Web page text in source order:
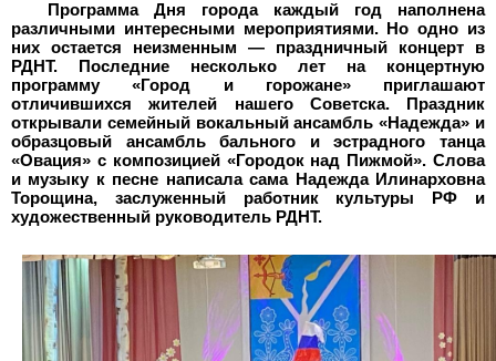
Программа Дня города каждый год наполнена
различными интересными мероприятиями. Но одно из
них остается неизменным — праздничный концерт в
РДНТ. Последние несколько лет на концертную
программу «Город и горожане» приглашают
отличившихся жителей нашего Советска. Праздник
открывали семейный вокальный ансамбль «Надежда» и
образцовый ансамбль бального и эстрадного танца
«Овация» с композицией «Городок над Пижмой». Слова
и музыку к песне написала сама Надежда Илинарховна
Торощина, заслуженный работник культуры РФ и
художественный руководитель РДНТ.